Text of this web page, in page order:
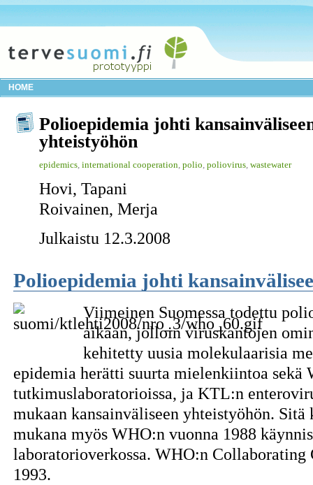
HOME
Polioepidemia johti
yhteistyöhön
epidemics international cooperation polio poliovirus wastewater
Hovi, Tapani
Roivainen, Merja
Julkaistu 12.3.2008
Polioepidemia johti
Viimeinen Suomessa todettu
aikaan, jolloin viruskantojen
kehitetty uusia molekulaarisia
epidemia herätti suurta mielenkiintoa sekä
tutkimuslaboratorioissa, ja KTL:n
mukaan kansainväliseen yhteistyöhön.
mukana myös WHO:n vuonna 1988
laboratorioverkossa. WHO:n
1993.